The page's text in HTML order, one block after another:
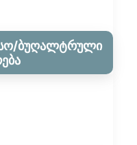
ბუღალტრული